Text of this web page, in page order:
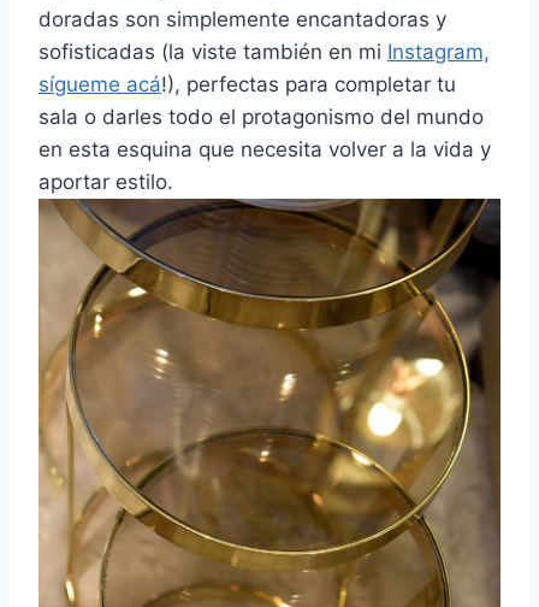
doradas son simplemente encantadoras y
sofisticadas (la viste también en mi Instagram,
sígueme acá!), perfectas para completar tu
sala o darles todo el protagonismo del mundo
en esta esquina que necesita volver a la vida y
aportar estilo.